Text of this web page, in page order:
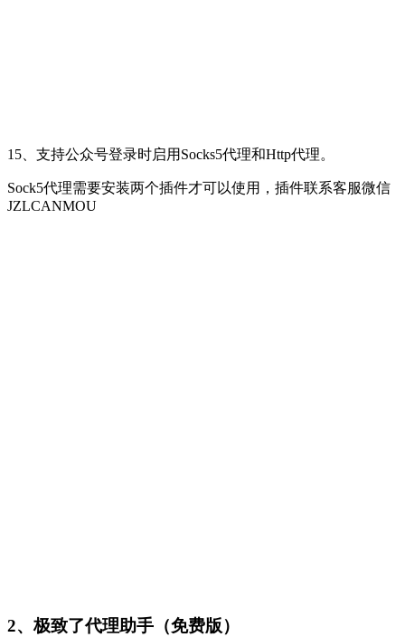
15、支持公众号登录时启用Socks5代理和Http代理。
Sock5代理需要安装两个插件才可以使用，插件联系客服微信
JZLCANMOU
2、极致了代理助手（免费版）